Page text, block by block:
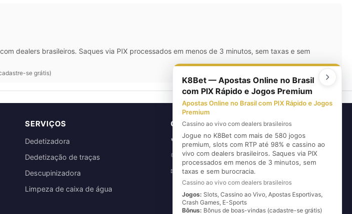
dealers brasileiros. Saques via PIX processados em menos de 3 minutos, sem taxas e sem
se grátis)
SERVIÇOS
Dedetizadora
Dedetização de traças
Descupinizadora
Limpeza de caixa de água
CONTATO
📞 (11) 5626-3420
💬 (11) 96720-6739
✉ E-mail
K8Bet — Apostas Online no Brasil
com PIX Rápido e Jogos Premium
Apostas Online no Brasil com PIX Rápido e Jogos
Premium
Cassino ao vivo com dealers brasileiros
Jogue no K8Bet com mais de 580 jogos
premium, slots com RTP até 98% e cassino ao
vivo com dealers brasileiros. Saques via PIX
processados em menos de 3 minutos, sem
taxas e sem burocracia.
Cassino ao vivo com dealers brasileiros
Jogos: Slots, Cassino ao Vivo, Apostas Esportivas,
Crash Games, E-Sports
Bônus: Bônus de boas-vindas (cadastre-se grátis)